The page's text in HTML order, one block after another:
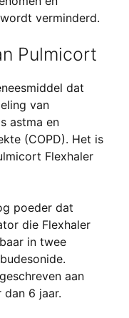
verminderd.
Pulmicort
dat
van
astma en
(COPD). Het is
Flexhaler
poeder dat
die Flexhaler
in twee
aan
dan 6 jaar.